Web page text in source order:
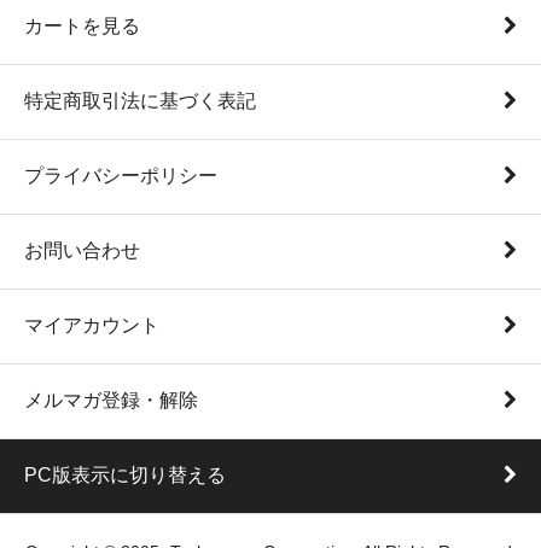
カートを見る
特定商取引法に基づく表記
プライバシーポリシー
お問い合わせ
マイアカウント
メルマガ登録・解除
PC版表示に切り替える